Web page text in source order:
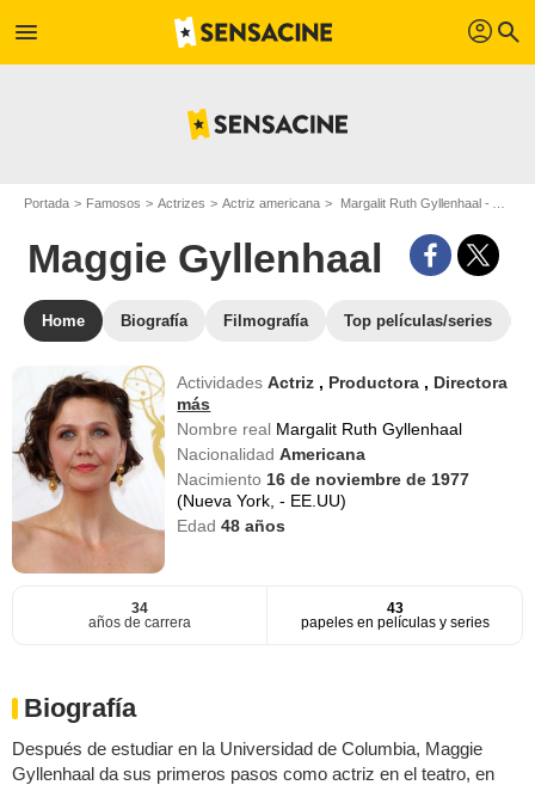
menu profil search
Portada Famosos Actrizes Actriz americana Margalit Ruth Gyllenhaal - Apodo : Maggie Gyllenhaal
Maggie Gyllenhaal
Home Biografía Filmografía Top películas/series
ActividadesActriz , Productora , Directora
más
Nombre real Margalit Ruth Gyllenhaal
NacionalidadAmericana
Nacimiento 16 de noviembre de 1977
(Nueva York, - EE.UU)
Edad48 años
34
años de carrera
43
papeles en películas y series
Biografía
Después de estudiar en la Universidad de Columbia, Maggie
Gyllenhaal da sus primeros pasos como actriz en el teatro, en